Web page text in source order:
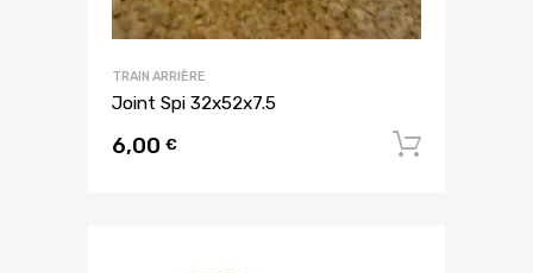
TRAIN ARRIÈRE
Joint Spi 32x52x7.5
6,00 €